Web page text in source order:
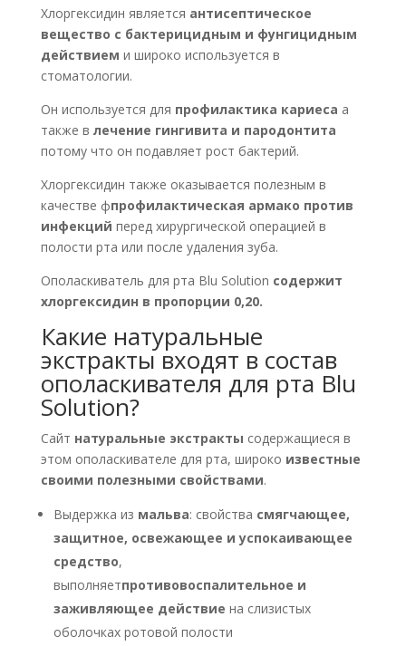
Хлоргексидин является антисептическое
вещество с бактерицидным и фунгицидным
действием и широко используется в
стоматологии.
Он используется для профилактика кариеса а
также в лечение гингивита и пародонтита
потому что он подавляет рост бактерий.
Хлоргексидин также оказывается полезным в
качестве фпрофилактическая армако против
инфекций перед хирургической операцией в
полости рта или после удаления зуба.
Ополаскиватель для рта Blu Solution содержит
хлоргексидин в пропорции 0,20.
Какие натуральные
экстракты входят в состав
ополаскивателя для рта Blu
Solution?
Сайт натуральные экстракты содержащиеся в
этом ополаскивателе для рта, широко известные
своими полезными свойствами.
Выдержка из мальва: свойства смягчающее,
защитное, освежающее и успокаивающее
средство,
выполняетпротивовоспалительное и
заживляющее действие на слизистых
оболочках ротовой полости